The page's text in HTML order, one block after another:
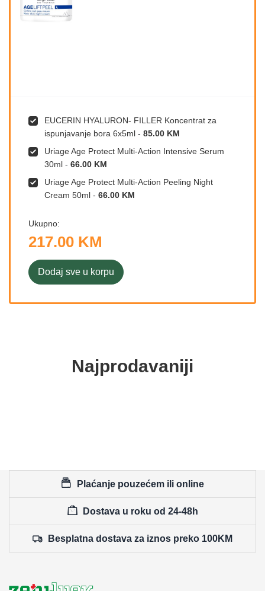
EUCERIN HYALURON- FILLER Koncentrat za
ispunjavanje bora 6x5ml - 85.00 KM
Uriage Age Protect Multi-Action Intensive Serum
30ml - 66.00 KM
Uriage Age Protect Multi-Action Peeling Night
Cream 50ml - 66.00 KM
Ukupno:
217.00 KM
Dodaj sve u korpu
Najprodavaniji
Plaćanje pouzećem ili online
Dostava u roku od 24-48h
Besplatna dostava za iznos preko 100KM